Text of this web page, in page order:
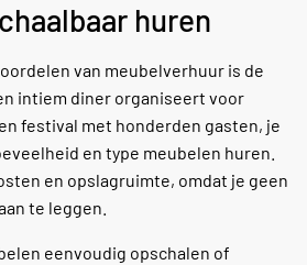
huren
van meubelverhuur is de
intiem diner organiseert voor
festival met honderden gasten, je
en type meubelen huren.
en opslagruimte, omdat je geen
te leggen.
eenvoudig opschalen of